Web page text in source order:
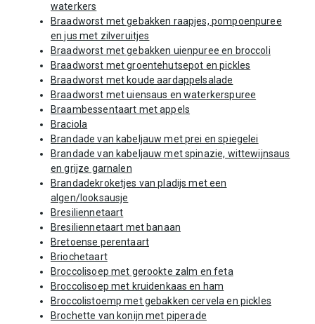
waterkers
Braadworst met gebakken raapjes, pompoenpuree
en jus met zilveruitjes
Braadworst met gebakken uienpuree en broccoli
Braadworst met groentehutsepot en pickles
Braadworst met koude aardappelsalade
Braadworst met uiensaus en waterkerspuree
Braambessentaart met appels
Braciola
Brandade van kabeljauw met prei en spiegelei
Brandade van kabeljauw met spinazie, wittewijnsaus
en grijze garnalen
Brandadekroketjes van pladijs met een
algen/looksausje
Bresiliennetaart
Bresiliennetaart met banaan
Bretoense perentaart
Briochetaart
Broccolisoep met gerookte zalm en feta
Broccolisoep met kruidenkaas en ham
Broccolistoemp met gebakken cervela en pickles
Brochette van konijn met piperade